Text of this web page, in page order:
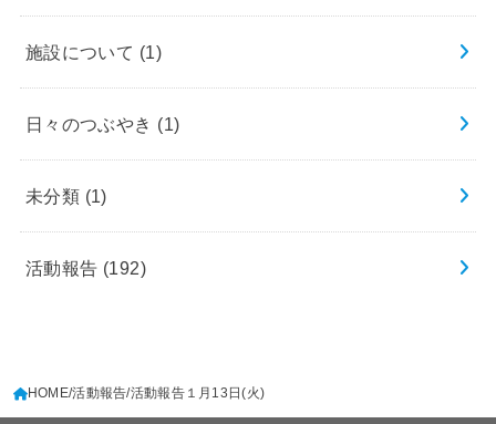
施設について (1)
日々のつぶやき (1)
未分類 (1)
活動報告 (192)
HOME 活動報告 活動報告１月13日(火)